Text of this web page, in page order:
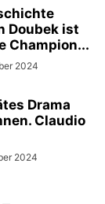
Doubek ist
Champion...
2024
Drama
Claudio
2024